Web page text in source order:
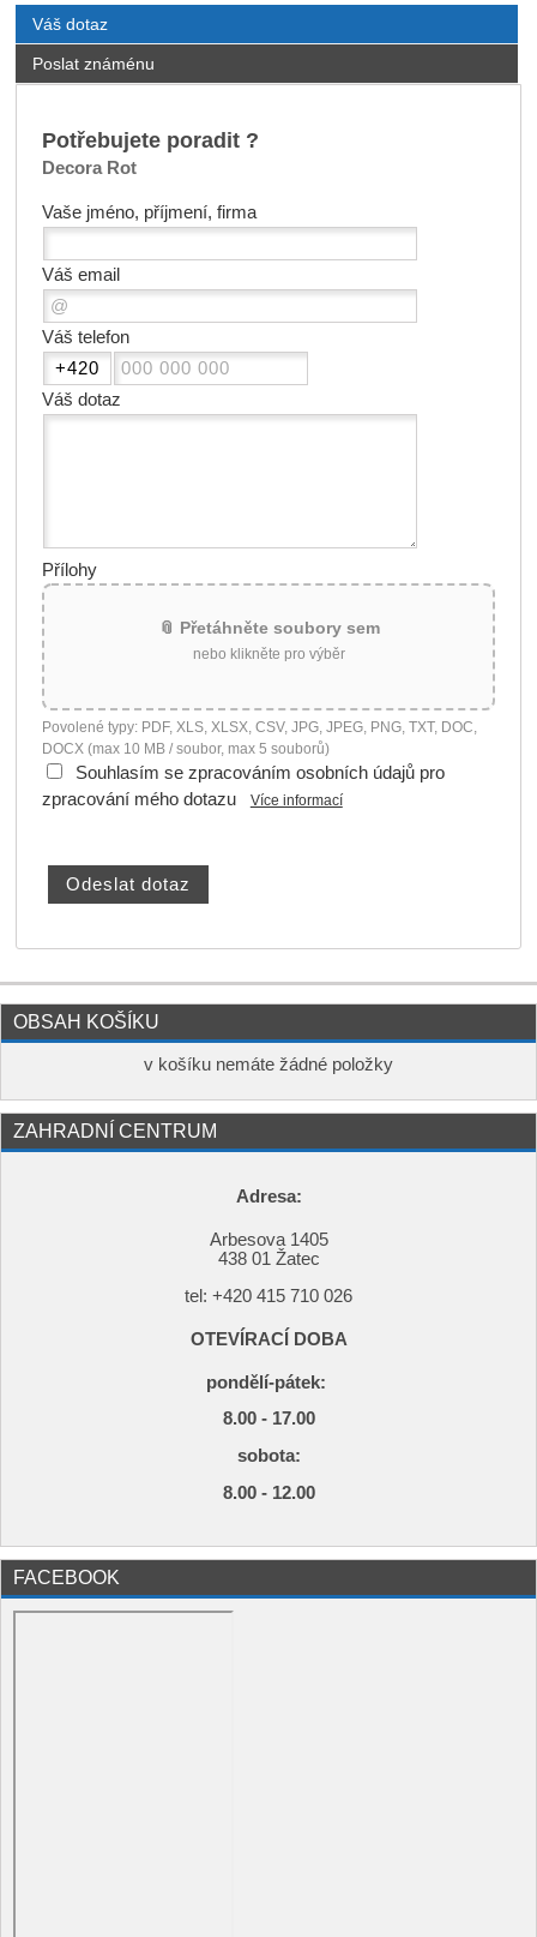
Váš dotaz
Poslat známénu
Potřebujete poradit ?
Decora Rot
Vaše jméno, příjmení, firma
Váš email
Váš telefon
Váš dotaz
Přílohy
📎 Přetáhněte soubory sem
nebo klikněte pro výběr
Povolené typy: PDF, XLS, XLSX, CSV, JPG, JPEG, PNG, TXT, DOC,
DOCX (max 10 MB / soubor, max 5 souborů)
Souhlasím se zpracováním osobních údajů pro
zpracování mého dotazu
Více informací
OBSAH KOŠÍKU
v košíku nemáte žádné položky
ZAHRADNÍ CENTRUM
Adresa:
Arbesova 1405
438 01 Žatec
tel: +420 415 710 026
OTEVÍRACÍ DOBA
pondělí-pátek:
8.00 - 17.00
sobota:
8.00 - 12.00
FACEBOOK